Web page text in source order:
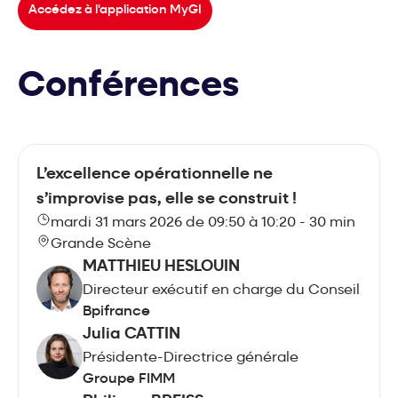
Accédez à l'application MyGI
Conférences
L’excellence opérationnelle ne
s’improvise pas, elle se construit !
mardi 31 mars 2026 de 09:50 à 10:20 - 30 min
Grande Scène
MATTHIEU HESLOUIN
Directeur exécutif en charge du Conseil
Bpifrance
Julia CATTIN
Présidente-Directrice générale
Groupe FIMM